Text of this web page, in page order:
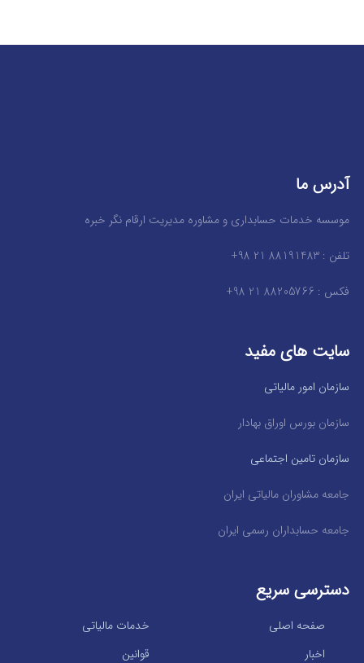
آدرس ما
موسسه خدمات حسابداری و مشاوره مدیریت ارقام نگر خبره
تلفن : 88191483 21 98+
فکس : 88205766 21 98+
سایت های مفید
سازمان امور مالیاتی
سازمان بورس اوراق بهادار
سازمان تامین اجتماعی
جامعه مشاوران مالیاتی ایران
جامعه حسابداران رسمی ایران
دسترسی سریع
خدمات مالیاتی
صفحه اصلی
قوانین
اخبار